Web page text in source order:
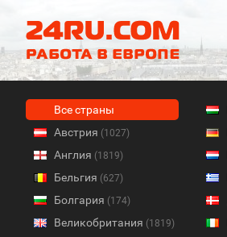
Все страны
Австрия (1027)
Англия (1819)
Бельгия (627)
Болгария (174)
Великобритания (1819)